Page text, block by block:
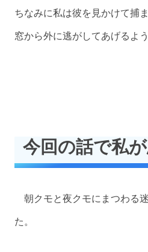
ちなみに私は彼を見かけて捕
窓から外に逃がしてあげるよ
今回の話で私
朝クモと夜クモにまつわる
た。